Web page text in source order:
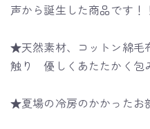
声から誕生した商品です！！
★天然素材、コットン綿毛
触り 優しくあたたかく包
★夏場の冷房のかかったお